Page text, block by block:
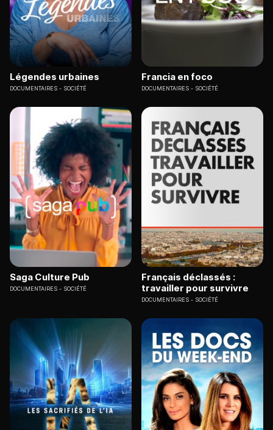
Légendes urbaines
DOCUMENTAIRES SOCIÉTÉ
Francia en foco
DOCUMENTAIRES SOCIÉTÉ
Saga Culture Pub
DOCUMENTAIRES SOCIÉTÉ
Français déclassés :
travailler pour survivre
DOCUMENTAIRES SOCIÉTÉ